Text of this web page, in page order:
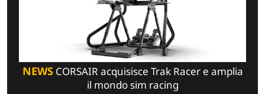
NEWSCORSAIR acquisisce Trak Racer e amplia
il mondo sim racing